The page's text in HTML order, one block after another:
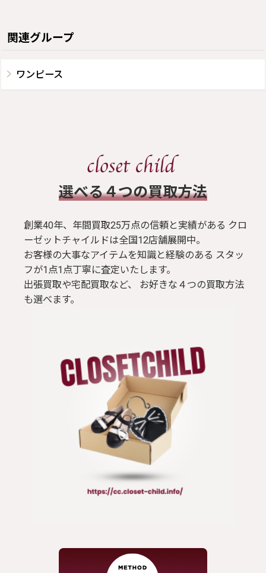
関連グループ
ワンピース
​選べる４つの買取方法
創業40年、年間買取25万点の信頼と実績がある クロ
ーゼットチャイルドは全国12店舗展開中。
お客様の大事なアイテムを知識と経験のある スタッ
フが1点1点丁寧に査定いたします。
出張買取や宅配買取など、 お好きな４つの買取方法
も選べます。